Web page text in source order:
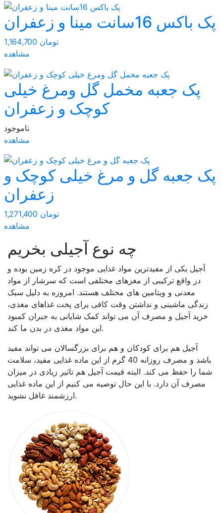
پک باکس 16سانت مینا و زعفران
1,164,700 تومان
مشاهده
پک جعبه مخمل گل ومرغ خیلی
کوچک و زعفران
ناموجود
مشاهده
پک جعبه گل و مرغ خیلی کوچک و
زعفران
1,271,400 تومان
مشاهده
چه نوع آجیلی بخریم
آجیل یکی از مفیدترین مواد غذایی موجود در کره زمین بوده و
در واقع ترکیبی از مغزهای مختلفی است که سرشار از مواد
معدنی و ویتامین های مختلف هستند. امروزه به دلیل سبک
زندگی ماشینی و نداشتن وقت کافی برای پخت غذاهای مغذی،
خرید آجیل و مصرف آن می تواند کمک شایانی به جبران کمبود
این مواد مغذی در بدن ما کند.
آجیل هم برای کودکان و هم برای بزرگسالان می تواند مفید
باشد و مصرف روزانه 40 گرم از این ماده غذایی مفید، سلامت
شما را حفظ می کند. البته قیمت آجیل هم تاثیر زیادی در میزان
مصرف آن دارد. با این حال توصیه می کنیم از این ماده غذایی
ارزشمند غافل نشوید.